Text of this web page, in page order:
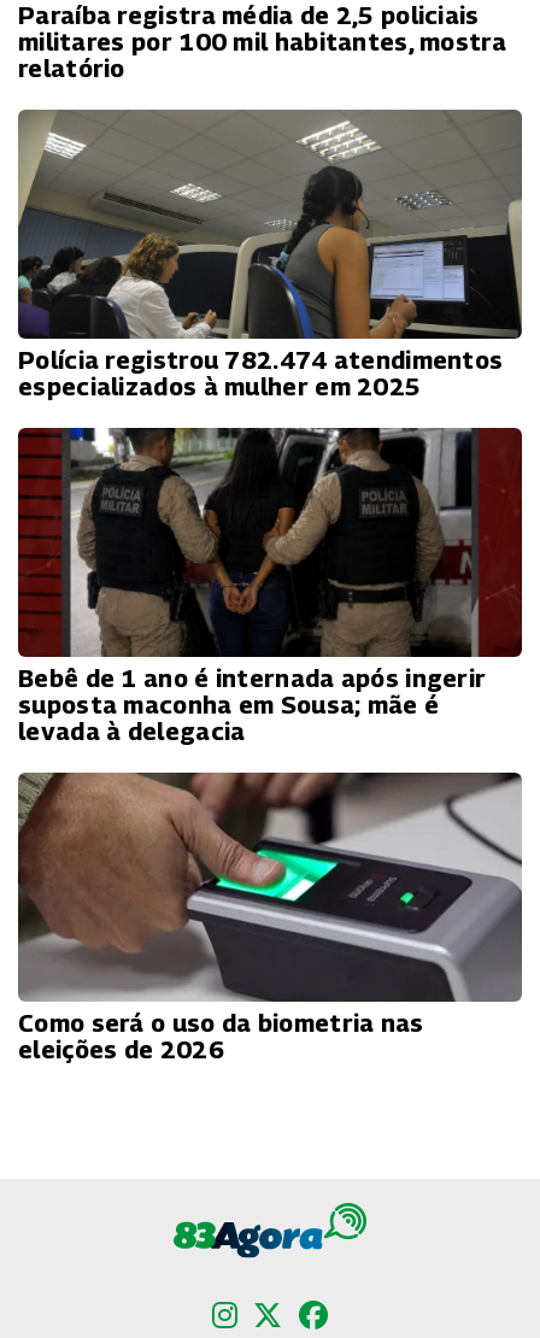
Paraíba registra média de 2,5 policiais
militares por 100 mil habitantes, mostra
relatório
Polícia registrou 782.474 atendimentos
especializados à mulher em 2025
Bebê de 1 ano é internada após ingerir
suposta maconha em Sousa; mãe é
levada à delegacia
Como será o uso da biometria nas
eleições de 2026